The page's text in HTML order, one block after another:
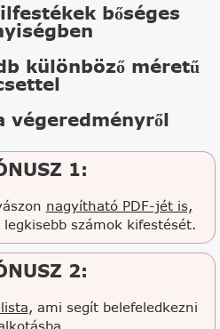
bőséges
különböző méretű
végeredményről
1:
nagyítható PDF-jét is,
számok kifestését.
2:
, ami segít belefeledkezni